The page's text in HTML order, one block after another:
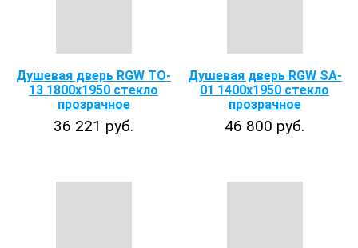
Душевая дверь RGW TO-
13 1800x1950 стекло
прозрачное
36 221 руб.
Душевая дверь RGW SA-
01 1400x1950 стекло
прозрачное
46 800 руб.